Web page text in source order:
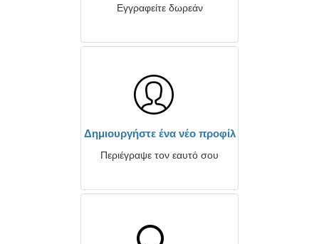
Εγγραφείτε δωρεάν
Δημιουργήστε ένα νέο προφίλ
Περιέγραψε τον εαυτό σου